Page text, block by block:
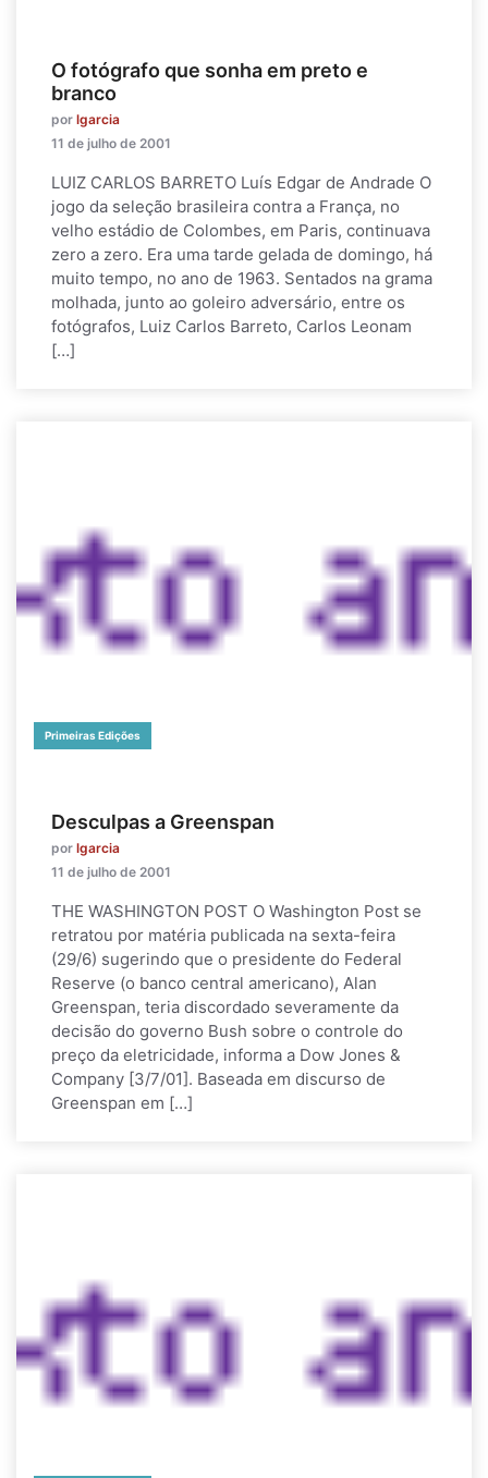
O fotógrafo que sonha em preto e
branco
por lgarcia
11 de julho de 2001
LUIZ CARLOS BARRETO Luís Edgar de Andrade O
jogo da seleção brasileira contra a França, no
velho estádio de Colombes, em Paris, continuava
zero a zero. Era uma tarde gelada de domingo, há
muito tempo, no ano de 1963. Sentados na grama
molhada, junto ao goleiro adversário, entre os
fotógrafos, Luiz Carlos Barreto, Carlos Leonam
[…]
Primeiras Edições
Desculpas a Greenspan
por lgarcia
11 de julho de 2001
THE WASHINGTON POST O Washington Post se
retratou por matéria publicada na sexta-feira
(29/6) sugerindo que o presidente do Federal
Reserve (o banco central americano), Alan
Greenspan, teria discordado severamente da
decisão do governo Bush sobre o controle do
preço da eletricidade, informa a Dow Jones &
Company [3/7/01]. Baseada em discurso de
Greenspan em […]